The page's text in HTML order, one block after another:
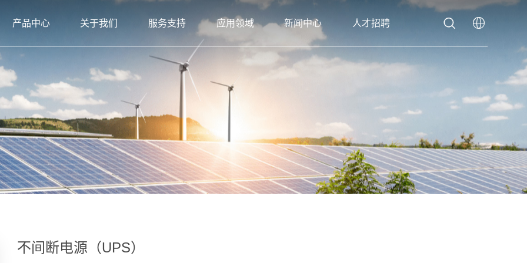
产品中心 关于我们 服务支持 应用领域 新闻中心 人才招聘  
​不间断电源（UPS）